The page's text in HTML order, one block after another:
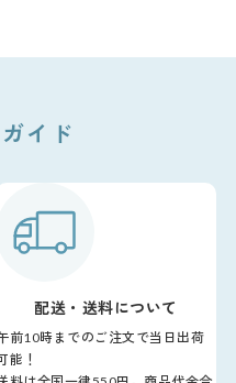
イド
配送・送料について
前10時までのご注文で当日出荷
能！